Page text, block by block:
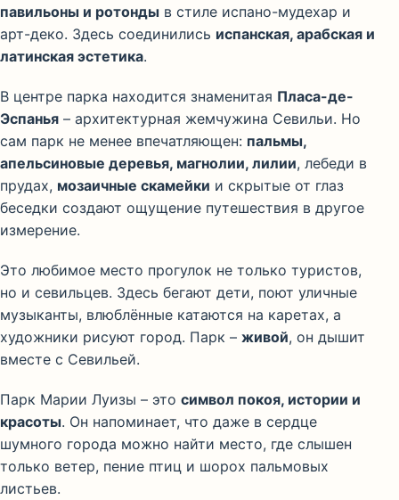
павильоны и ротонды в стиле испано-мудехар и
арт-деко. Здесь соединились испанская, арабская и
латинская эстетика.
В центре парка находится знаменитая Пласа-де-
Эспанья – архитектурная жемчужина Севильи. Но
сам парк не менее впечатляющен: пальмы,
апельсиновые деревья, магнолии, лилии, лебеди в
прудах, мозаичные скамейки и скрытые от глаз
беседки создают ощущение путешествия в другое
измерение.
Это любимое место прогулок не только туристов,
но и севильцев. Здесь бегают дети, поют уличные
музыканты, влюблённые катаются на каретах, а
художники рисуют город. Парк – живой, он дышит
вместе с Севильей.
Парк Марии Луизы – это символ покоя, истории и
красоты. Он напоминает, что даже в сердце
шумного города можно найти место, где слышен
только ветер, пение птиц и шорох пальмовых
листьев.